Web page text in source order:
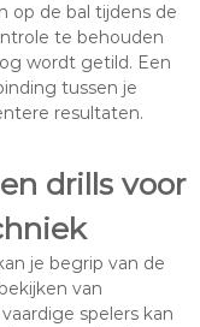
op de bal tijdens de
te behouden
wordt getild. Een
tussen je
resultaten.
drills voor
je begrip van de
van
spelers kan